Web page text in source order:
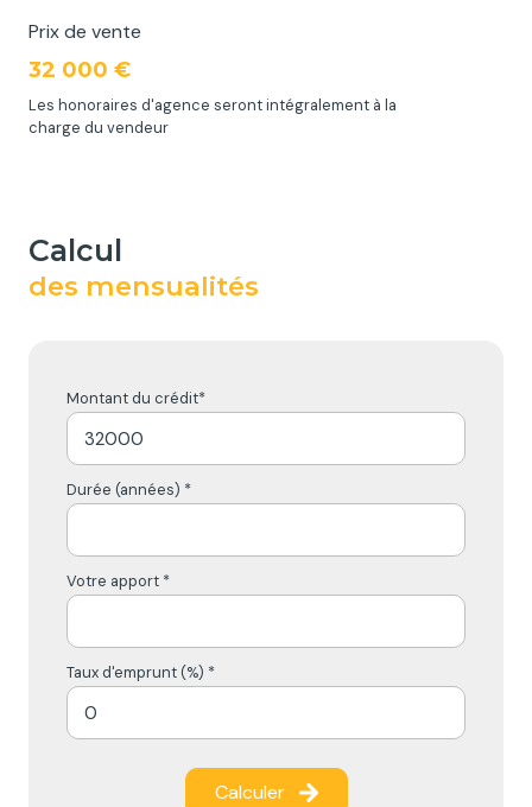
Prix de vente
32 000 €
Les honoraires d'agence seront intégralement à la
charge du vendeur
calcul
des mensualités
Montant du crédit*
Durée (années) *
Votre apport *
Taux d'emprunt (%) *
Calculer